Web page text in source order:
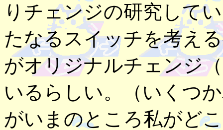
りチェンジの研究して
たなるスイッチを考え
がオリジナルチェンジ
いるらしい。（いくつ
がいまのところ私がど